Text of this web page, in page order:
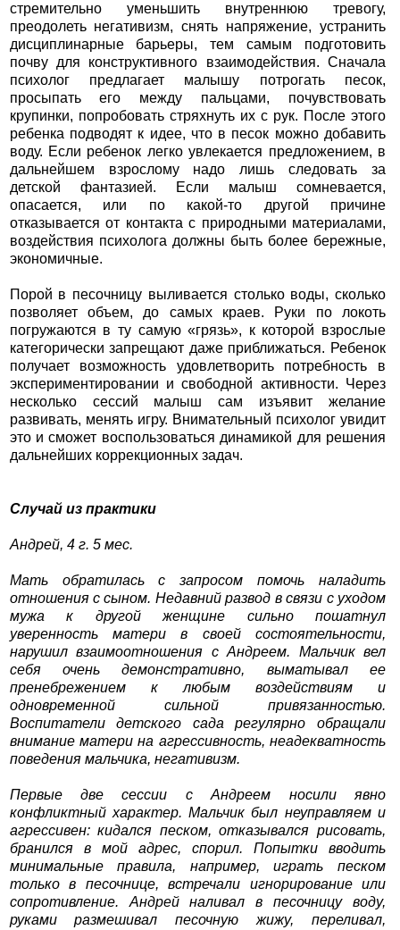
стремительно уменьшить внутреннюю тревогу,
преодолеть негативизм, снять напряжение, устранить
дисциплинарные барьеры, тем самым подготовить
почву для конструктивного взаимодействия. Сначала
психолог предлагает малышу потрогать песок,
просыпать его между пальцами, почувствовать
крупинки, попробовать стряхнуть их с рук. После этого
ребенка подводят к идее, что в песок можно добавить
воду. Если ребенок легко увлекается предложением, в
дальнейшем взрослому надо лишь следовать за
детской фантазией. Если малыш сомневается,
опасается, или по какой-то другой причине
отказывается от контакта с природными материалами,
воздействия психолога должны быть более бережные,
экономичные.
Порой в песочницу выливается столько воды, сколько
позволяет объем, до самых краев. Руки по локоть
погружаются в ту самую «грязь», к которой взрослые
категорически запрещают даже приближаться. Ребенок
получает возможность удовлетворить потребность в
экспериментировании и свободной активности. Через
несколько сессий малыш сам изъявит желание
развивать, менять игру. Внимательный психолог увидит
это и сможет воспользоваться динамикой для решения
дальнейших коррекционных задач.
Случай из практики
Андрей, 4 г. 5 мес.
Мать обратилась с запросом помочь наладить
отношения с сыном. Недавний развод в связи с уходом
мужа к другой женщине сильно пошатнул
уверенность матери в своей состоятельности,
нарушил взаимоотношения с Андреем. Мальчик вел
себя очень демонстративно, выматывал ее
пренебрежением к любым воздействиям и
одновременной сильной привязанностью.
Воспитатели детского сада регулярно обращали
внимание матери на агрессивность, неадекватность
поведения мальчика, негативизм.
Первые две сессии с Андреем носили явно
конфликтный характер. Мальчик был неуправляем и
агрессивен: кидался песком, отказывался рисовать,
бранился в мой адрес, спорил. Попытки вводить
минимальные правила, например, играть песком
только в песочнице, встречали игнорирование или
сопротивление. Андрей наливал в песочницу воду,
руками размешивал песочную жижу, переливал,